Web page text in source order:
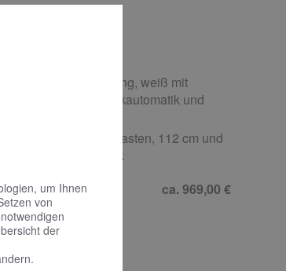
sichtbarer Befestigung, weiß mit
WC-Sitz mit Absenkautomatik und
und UP-Spülkasten, 112 cm und
Mengen- Spültechnik
ca. 969,00 €
um Ihnen
von
der